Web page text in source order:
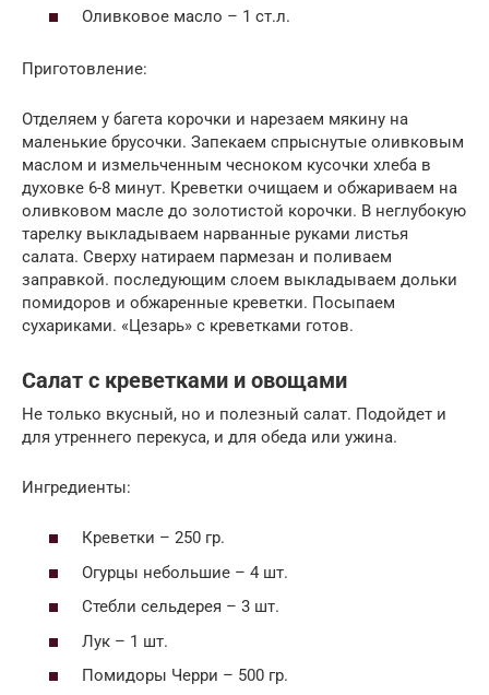
Оливковое масло – 1 ст.л.
Приготовление:
Отделяем у багета корочки и нарезаем мякину на
маленькие брусочки. Запекаем спрыснутые оливковым
маслом и измельченным чесноком кусочки хлеба в
духовке 6-8 минут. Креветки очищаем и обжариваем на
оливковом масле до золотистой корочки. В неглубокую
тарелку выкладываем нарванные руками листья
салата. Сверху натираем пармезан и поливаем
заправкой. последующим слоем выкладываем дольки
помидоров и обжаренные креветки. Посыпаем
сухариками. «Цезарь» с креветками готов.
Салат с креветками и овощами
Не только вкусный, но и полезный салат. Подойдет и
для утреннего перекуса, и для обеда или ужина.
Ингредиенты:
Креветки – 250 гр.
Огурцы небольшие – 4 шт.
Стебли сельдерея – 3 шт.
Лук – 1 шт.
Помидоры Черри – 500 гр.